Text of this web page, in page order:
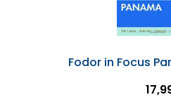
Fodor in Focus